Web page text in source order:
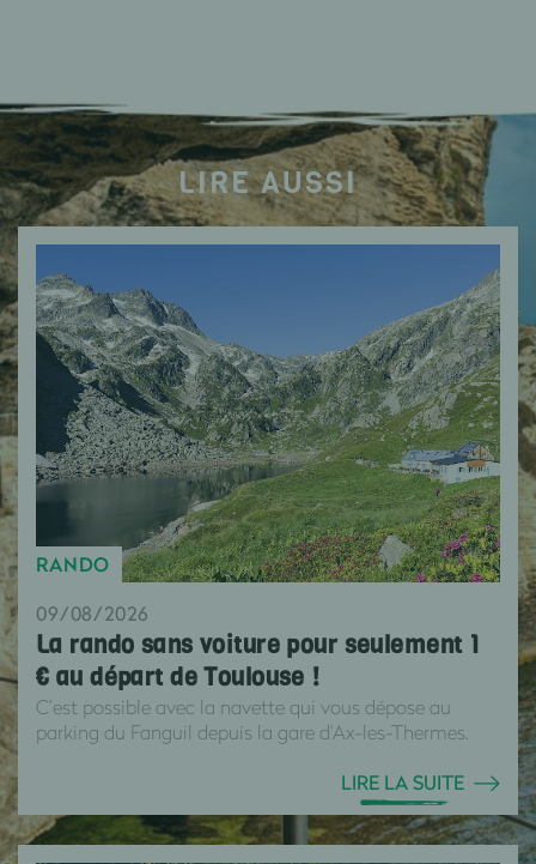
LIRE AUSSI
RANDO
09/08/2026
La rando sans voiture pour seulement 1
€ au départ de Toulouse !
C’est possible avec la navette qui vous dépose au
parking du Fanguil depuis la gare d'Ax-les-Thermes.
LIRE LA SUITE